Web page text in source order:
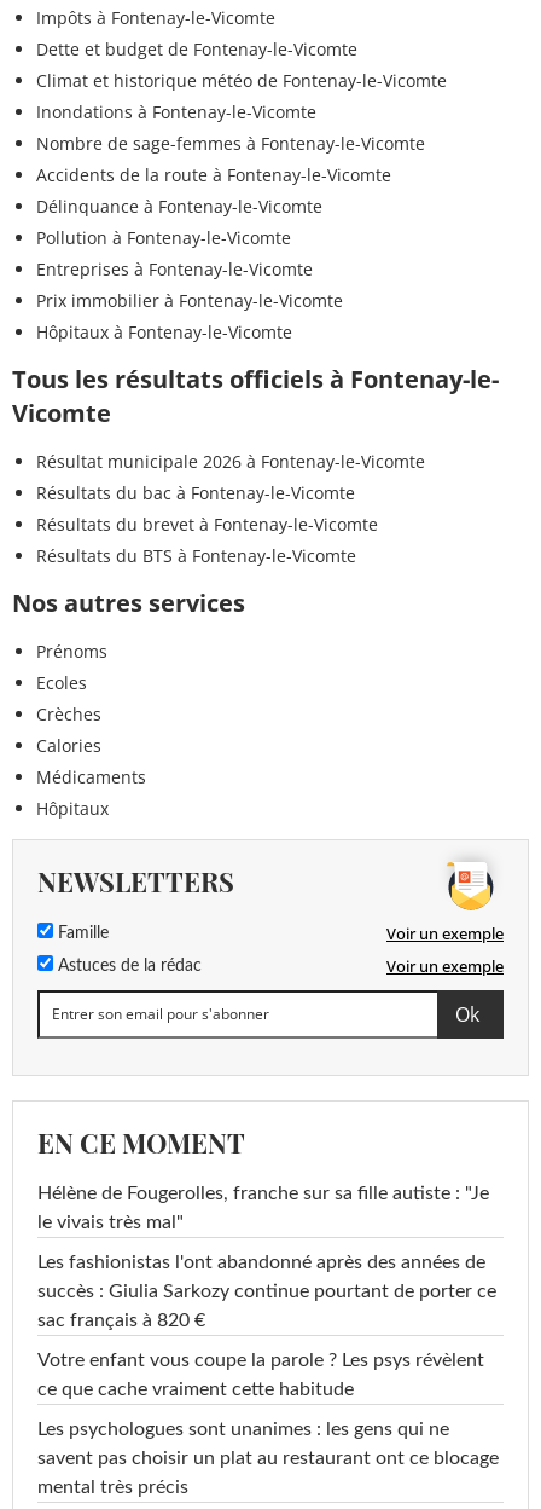
Impôts à Fontenay-le-Vicomte
Dette et budget de Fontenay-le-Vicomte
Climat et historique météo de Fontenay-le-Vicomte
Inondations à Fontenay-le-Vicomte
Nombre de sage-femmes à Fontenay-le-Vicomte
Accidents de la route à Fontenay-le-Vicomte
Délinquance à Fontenay-le-Vicomte
Pollution à Fontenay-le-Vicomte
Entreprises à Fontenay-le-Vicomte
Prix immobilier à Fontenay-le-Vicomte
Hôpitaux à Fontenay-le-Vicomte
Tous les résultats officiels à Fontenay-le-
Vicomte
Résultat municipale 2026 à Fontenay-le-Vicomte
Résultats du bac à Fontenay-le-Vicomte
Résultats du brevet à Fontenay-le-Vicomte
Résultats du BTS à Fontenay-le-Vicomte
Nos autres services
Prénoms
Ecoles
Crèches
Calories
Médicaments
Hôpitaux
NEWSLETTERS
Famille Voir un exemple
Astuces de la rédac Voir un exemple
EN CE MOMENT
Hélène de Fougerolles, franche sur sa fille autiste : "Je
le vivais très mal"
Les fashionistas l'ont abandonné après des années de
succès : Giulia Sarkozy continue pourtant de porter ce
sac français à 820 €
Votre enfant vous coupe la parole ? Les psys révèlent
ce que cache vraiment cette habitude
Les psychologues sont unanimes : les gens qui ne
savent pas choisir un plat au restaurant ont ce blocage
mental très précis